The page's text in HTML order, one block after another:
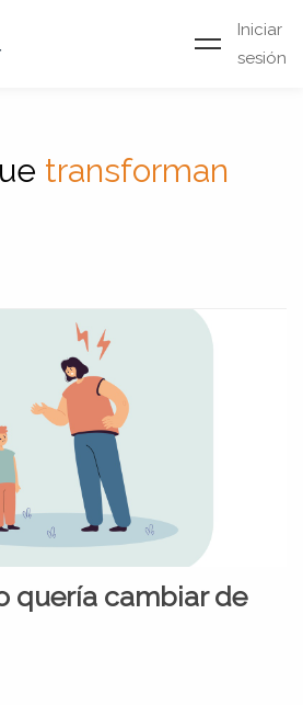
Iniciar
sesión
transforman
quería cambiar de